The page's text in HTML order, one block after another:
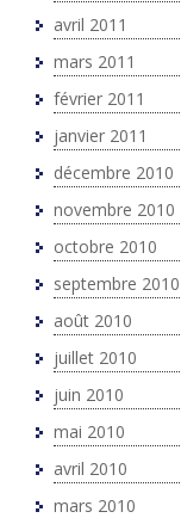
avril 2011
mars 2011
février 2011
janvier 2011
décembre 2010
novembre 2010
octobre 2010
septembre 2010
août 2010
juillet 2010
juin 2010
mai 2010
avril 2010
mars 2010